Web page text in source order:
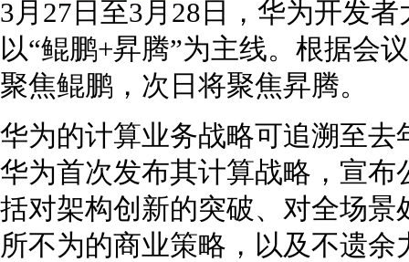
3月27日至3月28日，华为开发
以“鲲鹏+昇腾”为主线。根据会
聚焦鲲鹏，次日将聚焦昇腾。
华为的计算业务战略可追溯至
华为首次发布其计算战略，宣
括对架构创新的突破、对全场
所不为的商业策略，以及不遗余